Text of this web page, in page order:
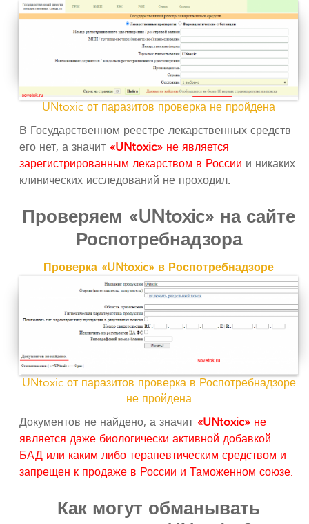
UNtoxic от паразитов проверка не пройдена
В Государственном реестре лекарственных средств
его нет, а значит «UNtoxic» не является
зарегистрированным лекарством в России и никаких
клинических исследований не проходил.
Проверяем «UNtoxic» на сайте
Роспотребнадзора
Проверка «UNtoxic» в Роспотребнадзоре
UNtoxic от паразитов проверка в Роспотребнадзоре
не пройдена
Документов не найдено, а значит «UNtoxic» не
является даже биологически активной добавкой
БАД или каким либо терапевтическим средством и
запрещен к продаже в России и Таможенном союзе.
Как могут обманывать